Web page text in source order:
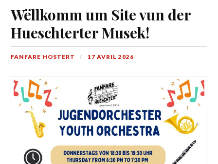
Wëllkomm um Site vun der
Hueschterter Musek!
FANFARE HOSTERT 17 AVRIL 2026